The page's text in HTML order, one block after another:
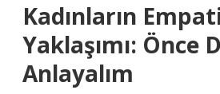
Kadınların
Yaklaşımı: Önce
Anlayalım